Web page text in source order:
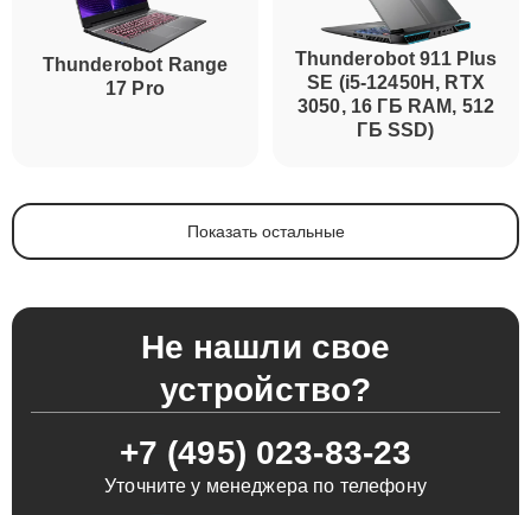
Thunderobot Range
17 Pro
Thunderobot 911 Plus
SE (i5-12450H, RTX
3050, 16 ГБ RAM, 512
ГБ SSD)
Показать остальные
Не нашли свое
устройство?
+7 (495) 023-83-23
Уточните у менеджера по телефону